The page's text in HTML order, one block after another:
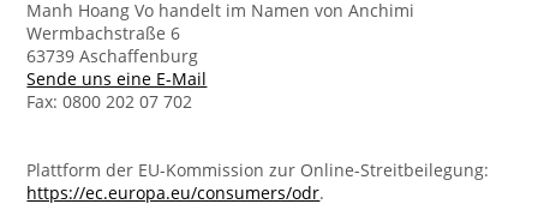
Manh Hoang Vo handelt im Namen von Anchimi
Wermbachstraße 6
63739 Aschaffenburg
Sende uns eine E-Mail
Fax: 0800 202 07 702
Plattform der EU-Kommission zur Online-Streitbeilegung:
https://ec.europa.eu/consumers/odr.